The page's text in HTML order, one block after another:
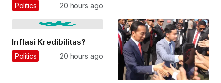
Politics 20 hours ago
Inflasi Kredibilitas?
Politics 20 hours ago